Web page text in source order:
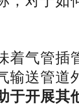
着气管插
输送管道
于开展其